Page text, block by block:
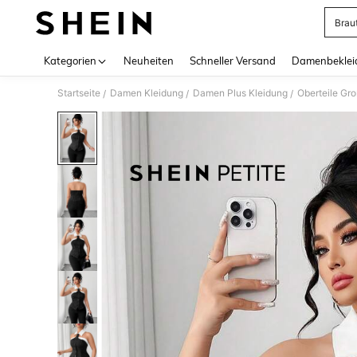
Kategorien Neuheiten Schneller Versand
Startseite / Damen Kleidung / Damen Plus Kleidung / Oberteile